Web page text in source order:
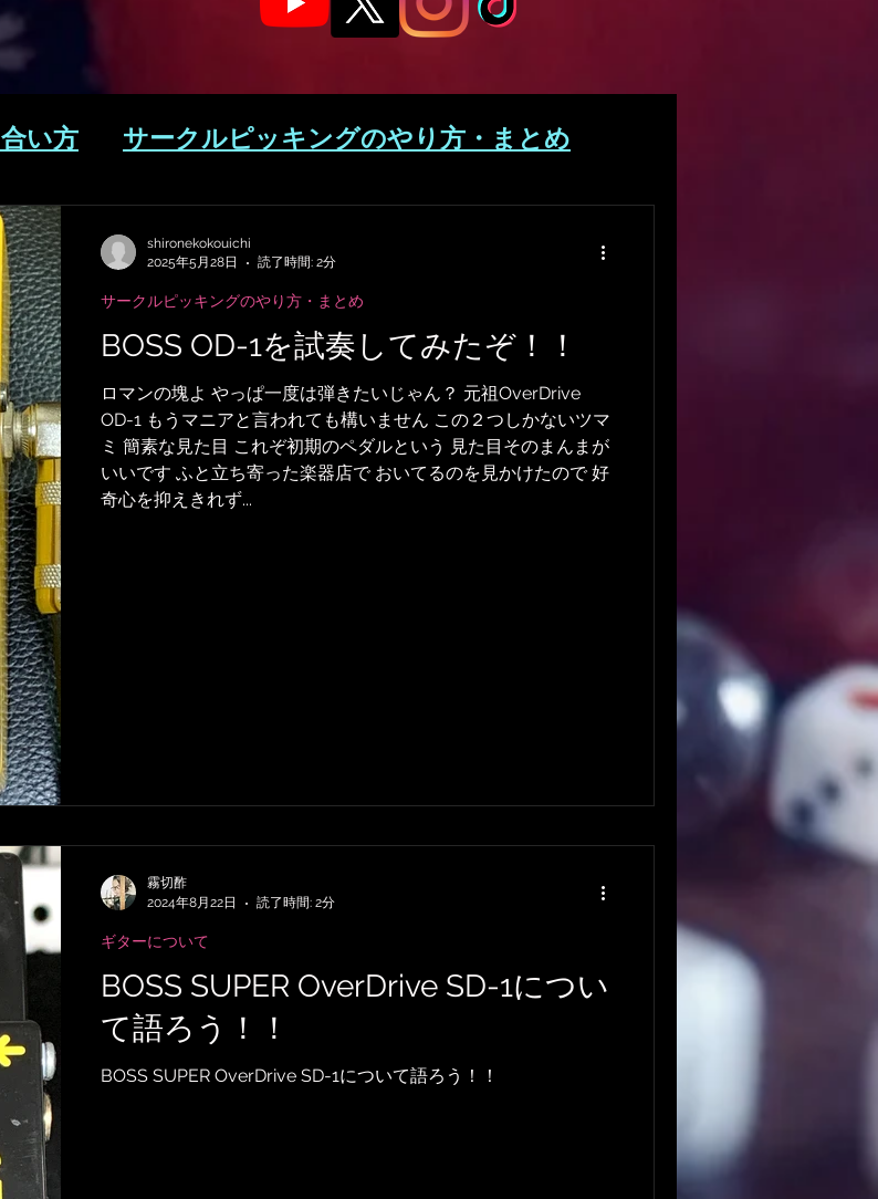
い方 サークルピッキングのやり方・まとめ
すめRig・使い方
ティストの逸話 サメ映画
画、MV考察 音楽系詐欺、体験談
作詞について 雑談 無料BGM
BOSS OD-1を試奏してみたぞ！！
ロマンの塊よ やっぱ一度は弾きたいじゃん？ 元祖OverDrive
OD-1 もうマニアと言われても構いません この２つしかないツマ
ミ 簡素な見た目 これぞ初期のペダルという 見た目そのまんまが
いいです ふと立ち寄った楽器店で おいてるのを見かけたので 好
奇心を抑えきれず...
サークルピッキングのやり方・まとめ
shironekokouichi
2025年5月28日
読了時間: 2分
BOSS SUPER OverDrive SD-1につい
て語ろう！！
BOSS SUPER OverDrive SD-1について語ろう！！
ギターについて
霧切酢
2024年8月22日
読了時間: 2分